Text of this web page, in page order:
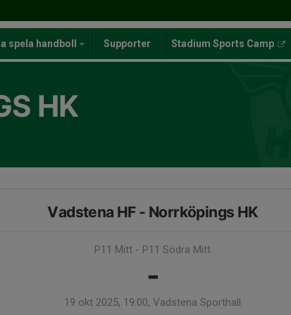
spela handboll Supporter Stadium Sports Camp
HK
Vadstena HF - Norrköpings HK
P11 Mitt - P11 Södra Mitt
-
19 okt 2025, 19:00, Vadstena Sporthall